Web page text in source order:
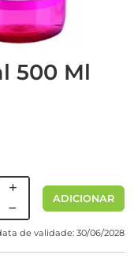
500 Ml
ADICIONAR
de validade: 30/06/2028